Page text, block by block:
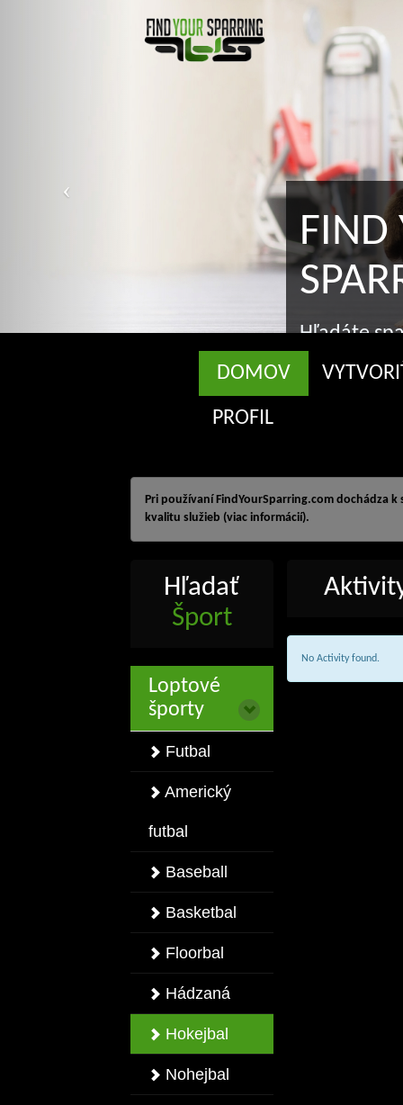
FIND
Hľadáte
správnom mieste
DOMOV
PROFIL
Pri používaní FindYourSparring.com dochádza
kvalitu služieb (viac informácií).
Hľadať
Šport
Loptové
športy
Futbal
Americký
futbal
Baseball
Basketbal
Floorbal
Hádzaná
Hokejbal
Nohejbal
No Activity found.